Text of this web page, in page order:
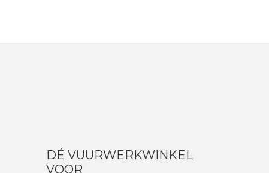
DÉ VUURWERKWINKEL
VOOR